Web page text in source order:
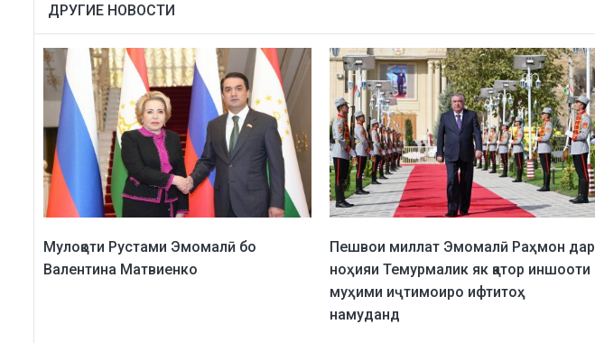
ДРУГИЕ НОВОСТИ
Мулоқоти Рустами Эмомалӣ бо
Валентина Матвиенко
Пешвои миллат Эмомалӣ Раҳмон дар
ноҳияи Темурмалик як қатор иншооти
муҳими иҷтимоиро ифтитоҳ
намуданд